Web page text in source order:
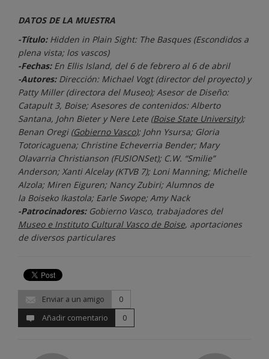
DATOS DE LA MUESTRA
-Título:Hidden in Plain Sight: The Basques (Escondidos a
plena vista; los vascos)
-Fechas:En Ellis Island, del 6 de febrero al 6 de abril
-Autores:Dirección: Michael Vogt (director del proyecto) y
Patty Miller (directora del Museo); Asesor de Diseño:
Catapult 3, Boise; Asesores de contenidos: Alberto
Santana, John Bieter y Nere Lete (Boise State University);
Benan Oregi (Gobierno Vasco); John Ysursa; Gloria
Totoricaguena; Christine Echeverria Bender; Mary
Olavarria Christianson (FUSIONSet); C.W. “Smilie”
Anderson; Xanti Alcelay (KTVB 7); Loni Manning; Michelle
Alzola; Miren Eiguren; Nancy Zubiri; Alumnos de
la Boiseko Ikastola; Earle Swope; Amy Nack
-Patrocinadores:Gobierno Vasco, trabajadores del
Museo e Instituto Cultural Vasco de Boise, aportaciones
de diversos particulares
Enviar a un amigo
0
Añadir comentario
0